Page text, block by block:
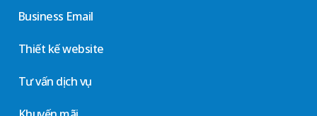
Business Email
Thiết kế website
Tư vấn dịch vụ